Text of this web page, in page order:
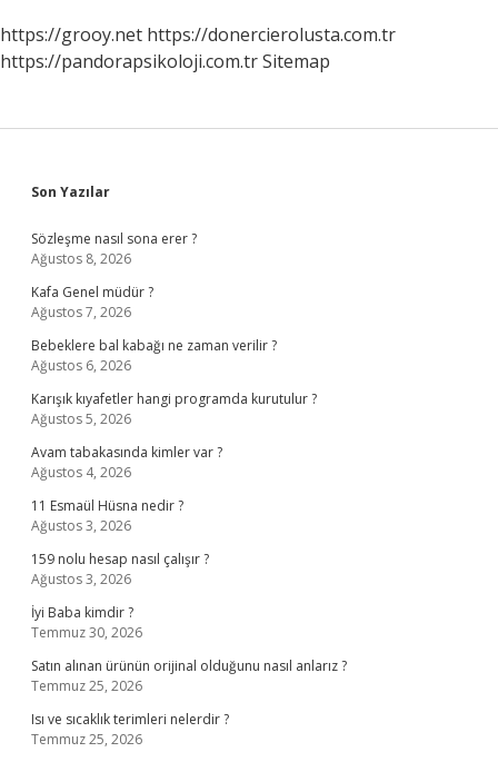
https://grooy.net https://donercierolusta.com.tr
https://pandorapsikoloji.com.trSitemap
Sidebar
Son Yazılar
Sözleşme nasıl sona erer ?
Ağustos 8, 2026
Kafa Genel müdür ?
Ağustos 7, 2026
Bebeklere bal kabağı ne zaman verilir ?
Ağustos 6, 2026
Karışık kıyafetler hangi programda kurutulur ?
Ağustos 5, 2026
Avam tabakasında kimler var ?
Ağustos 4, 2026
11 Esmaül Hüsna nedir ?
Ağustos 3, 2026
159 nolu hesap nasıl çalışır ?
Ağustos 3, 2026
İyi Baba kimdir ?
Temmuz 30, 2026
Satın alınan ürünün orijinal olduğunu nasıl anlarız ?
Temmuz 25, 2026
Isı ve sıcaklık terimleri nelerdir ?
Temmuz 25, 2026